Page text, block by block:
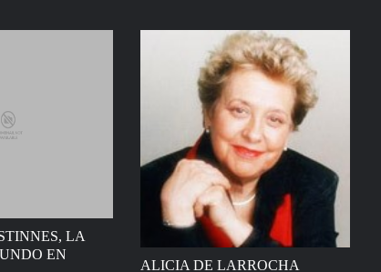
LA
EN
ALICIA DE LARROCHA